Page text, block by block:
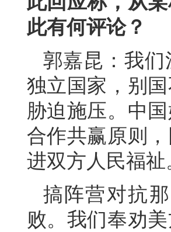
此有何评论？
郭嘉昆：我
独立国家，别
胁迫施压。中
合作共赢原则
进双方人民福祉
搞阵营对抗
败。我们奉劝